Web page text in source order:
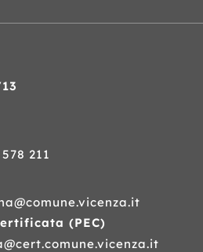
211
(PEC)